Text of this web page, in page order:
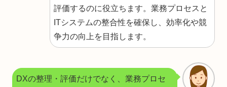
評価するのに役立ちます。業務プロセスと
ITシステムの整合性を確保し、効率化や競
争力の向上を目指します。
DXの整理・評価だけでなく、業務プロセ